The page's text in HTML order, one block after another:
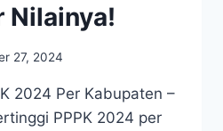
Nilainya!
27, 2024
2024 Per Kabupaten –
PPPK 2024 per